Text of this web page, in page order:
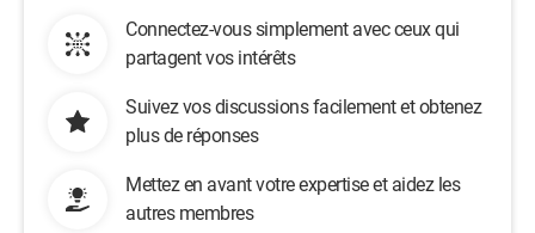
Connectez-vous simplement avec ceux qui
partagent vos intérêts
Suivez vos discussions facilement et obtenez
plus de réponses
Mettez en avant votre expertise et aidez les
autres membres